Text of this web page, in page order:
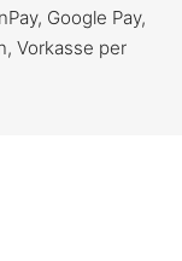
Google Pay,
Vorkasse per